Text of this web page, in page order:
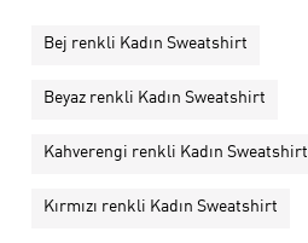
Bej renkli Kadın Sweatshirt
Beyaz renkli Kadın Sweatshirt
Kahverengi renkli Kadın Sweatshirt
Kırmızı renkli Kadın Sweatshirt